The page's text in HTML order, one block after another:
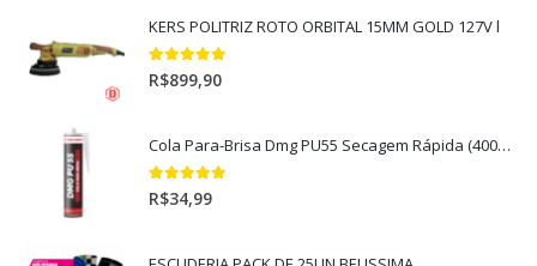
KERS POLITRIZ ROTO ORBITAL 15MM GOLD 127V l
5.00out of 5
R$899,90
Cola Para-Brisa Dmg PU55 Secagem Rápida (400gr)
5.00out of 5
R$34,99